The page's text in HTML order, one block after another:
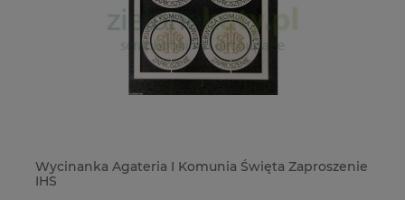
Wycinanka Agateria I Komunia Święta Zaproszenie
IHS